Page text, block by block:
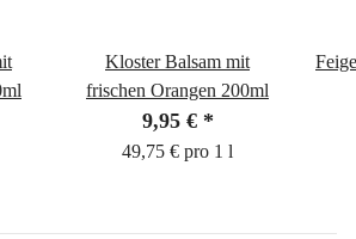
Kloster Balsam mit
frischen Orangen 200ml
9,95 € *
49,75 € pro 1 l